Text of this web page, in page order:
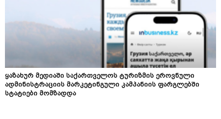
ყაზახურ მედიაში საქართველოს ტურიზმის ეროვნული
ადმინისტრაციის მარკეტინგული კამპანიის ფარგლებში
სტატიები მომზადდა